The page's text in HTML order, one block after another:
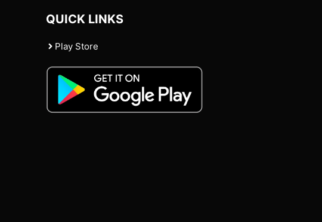
QUICK LINKS
Play Store